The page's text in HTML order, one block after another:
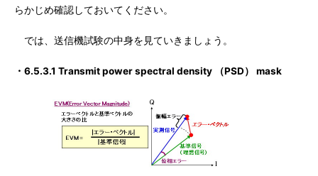
らかじめ確認しておいてください。
では、送信機試験の中身を見ていきましょう。
・6.5.3.1 Transmit power spectral density （PSD） mask